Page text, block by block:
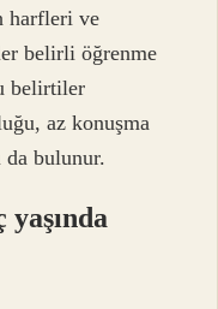
harfleri ve
belirli öğrenme
belirtiler
az konuşma
da bulunur.